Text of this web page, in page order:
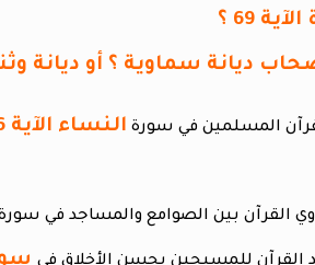
ديانة سماوية ؟ أو ديانة
النساء الآية 136 وسورة آل عمران الآية 84